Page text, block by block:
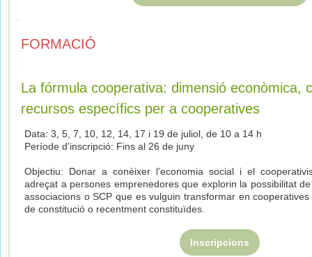
FORMACIÓ
La fórmula cooperativa: dimensió econòmica,
recursos específics per a cooperatives
Data: 3, 5, 7, 10, 12, 14, 17 i 19 de juliol, de 10 a 14 h
Període d'inscripció: Fins al 26 de juny
Objectiu: Donar a conèixer l’economia social i el
adreçat a persones emprenedores que explorin la possibilitat
associacions o SCP que es vulguin transformar en
de constitució o recentment constituïdes.
Inscripcions